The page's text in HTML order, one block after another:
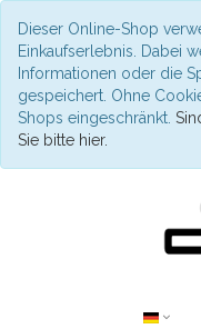
Dieser Online-Shop
Einkaufserlebnis. Dabei
Informationen oder die
gespeichert. Ohne
Shops eingeschränkt.
Sie bitte hier.